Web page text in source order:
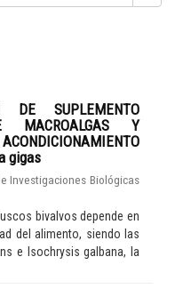
DE SUPLEMENTO
Y
gigas
Investigaciones Biológicas
bivalvos depende en
del alimento, siendo las
e Isochrysis galbana, la